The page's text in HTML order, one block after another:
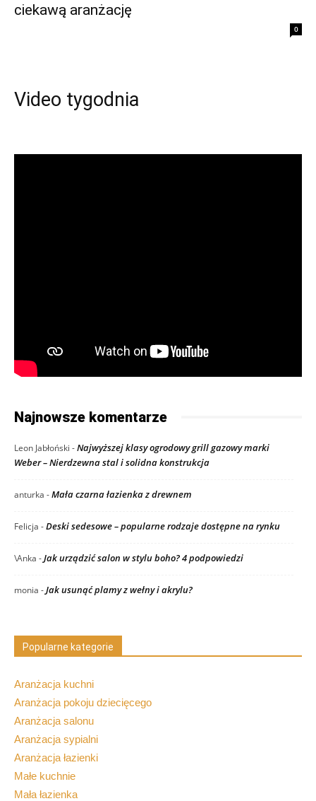
ciekawą aranżację
0
Video tygodnia
Najnowsze komentarze
Leon Jabłoński -Najwyższej klasy ogrodowy grill gazowy marki
Weber – Nierdzewna stal i solidna konstrukcja
anturka -Mała czarna łazienka z drewnem
Felicja -Deski sedesowe – popularne rodzaje dostępne na rynku
\Anka -Jak urządzić salon w stylu boho? 4 podpowiedzi
monia -Jak usunąć plamy z wełny i akrylu?
Popularne kategorie
Aranżacja kuchni
Aranżacja pokoju dziecięcego
Aranżacja salonu
Aranżacja sypialni
Aranżacja łazienki
Małe kuchnie
Mała łazienka